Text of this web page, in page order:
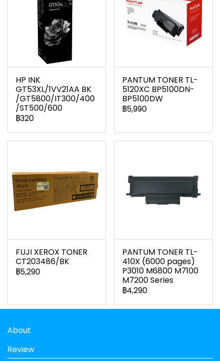
HP INK
GT53XL/1VV21AA BK
/GT5800/IT300/400
/ST500/600
฿320
PANTUM TONER TL-
5120XC BP5100DN-
BP5100DW
฿5,990
FUJI XEROX TONER
CT203486/BK
฿5,290
PANTUM TONER TL-
410X (6000 pages)
P3010 M6800 M7100
M7200 Series
฿4,290
About
Review